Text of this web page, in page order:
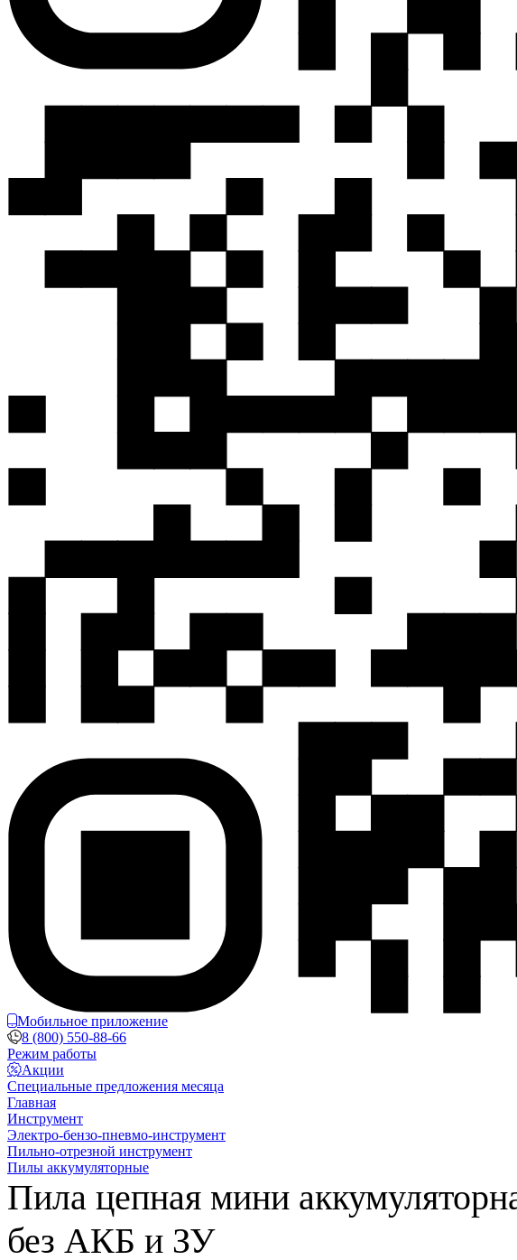
Мобильное приложение
8 (800) 550-88-66
Режим работы
Акции
Специальные предложения месяца
Главная
Инструмент
Электро-бензо-пневмо-инструмент
Пильно-отрезной инструмент
Пилы аккумуляторные
Пила цепная мини
без АКБ и ЗУ